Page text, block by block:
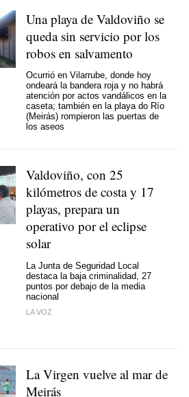
Una playa de Valdoviño se
queda sin servicio por los
robos en salvamento
Ocurrió en Vilarrube, donde hoy
ondeará la bandera roja y no habrá
atención por actos vandálicos en la
caseta; también en la playa do Río
(Meirás) rompieron las puertas de
los aseos
Valdoviño, con 25
kilómetros de costa y 17
playas, prepara un
operativo por el eclipse
solar
La Junta de Seguridad Local
destaca la baja criminalidad, 27
puntos por debajo de la media
nacional
LA VOZ
La Virgen vuelve al mar de
Meirás